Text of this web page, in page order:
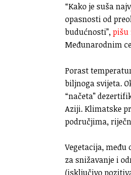
“Kako je suša
opasnosti od
budućnosti”, pišu
Međunarodnim
Porast
biljnoga svijeta.
“načeta”
Aziji. Klimatske
područjima,
Vegetacija, među
za snižavanje i
(isključivo